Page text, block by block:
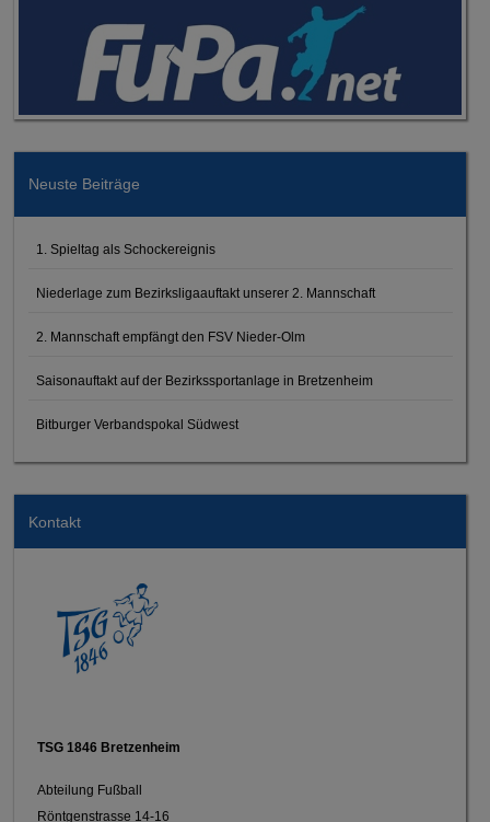
Neuste Beiträge
1. Spieltag als Schockereignis
Niederlage zum Bezirksligaauftakt unserer 2. Mannschaft
2. Mannschaft empfängt den FSV Nieder-Olm
Saisonauftakt auf der Bezirkssportanlage in Bretzenheim
Bitburger Verbandspokal Südwest
Kontakt
TSG 1846 Bretzenheim
Abteilung Fußball
Röntgenstrasse 14-16